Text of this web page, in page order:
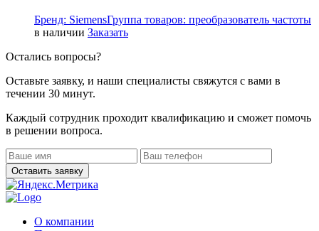
Бренд: SiemensГруппа товаров: преобразователь частоты
в наличии Заказать
Остались вопросы?
Оставьте заявку, и наши специалисты свяжутся с вами в
течении 30 минут.
Каждый сотрудник проходит квалификацию и сможет помочь
в решении вопроса.
О компании